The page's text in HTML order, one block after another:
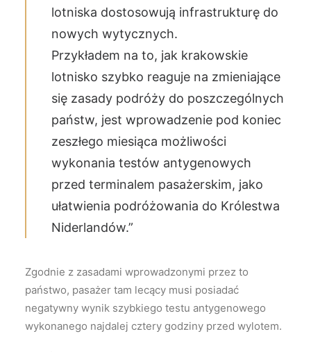
lotniska dostosowują infrastrukturę do
nowych wytycznych.
Przykładem na to, jak krakowskie
lotnisko szybko reaguje na zmieniające
się zasady podróży do poszczególnych
państw, jest wprowadzenie pod koniec
zeszłego miesiąca możliwości
wykonania testów antygenowych
przed terminalem pasażerskim, jako
ułatwienia podróżowania do Królestwa
Niderlandów.”
Zgodnie z zasadami wprowadzonymi przez to
państwo, pasażer tam lecący musi posiadać
negatywny wynik szybkiego testu antygenowego
wykonanego najdalej cztery godziny przed wylotem.